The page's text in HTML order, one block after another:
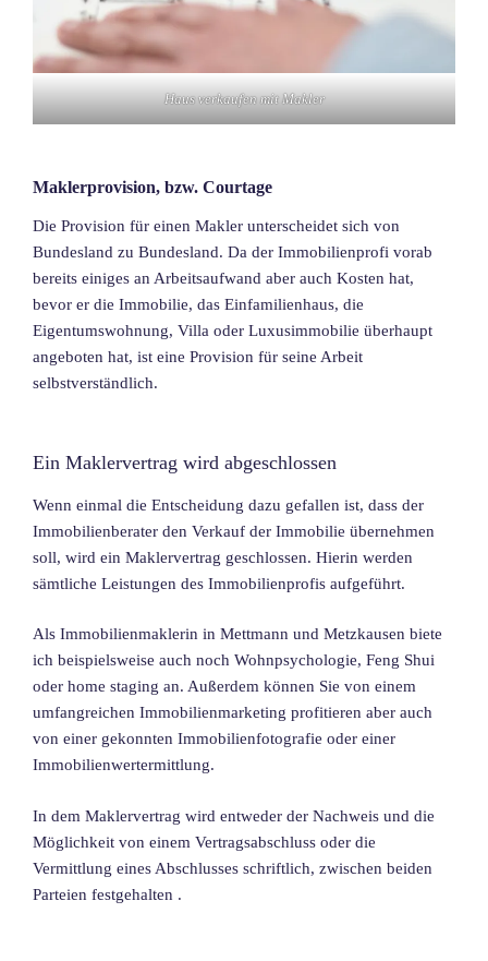
Haus verkaufen mit Makler
Maklerprovision, bzw. Courtage
Die Provision für einen Makler unterscheidet sich von
Bundesland zu Bundesland. Da der Immobilienprofi vorab
bereits einiges an Arbeitsaufwand aber auch Kosten hat,
bevor er die Immobilie, das Einfamilienhaus, die
Eigentumswohnung, Villa oder Luxusimmobilie überhaupt
angeboten hat, ist eine Provision für seine Arbeit
selbstverständlich.
Ein Maklervertrag wird abgeschlossen
Wenn einmal die Entscheidung dazu gefallen ist, dass der
Immobilienberater den Verkauf der Immobilie übernehmen
soll, wird ein Maklervertrag geschlossen. Hierin werden
sämtliche Leistungen des Immobilienprofis aufgeführt.
Als Immobilienmaklerin in Mettmann und Metzkausen biete
ich beispielsweise auch noch Wohnpsychologie, Feng Shui
oder home staging an. Außerdem können Sie von einem
umfangreichen Immobilienmarketing profitieren aber auch
von einer gekonnten Immobilienfotografie oder einer
Immobilienwertermittlung.
In dem Maklervertrag wird entweder der Nachweis und die
Möglichkeit von einem Vertragsabschluss oder die
Vermittlung eines Abschlusses schriftlich, zwischen beiden
Parteien festgehalten .